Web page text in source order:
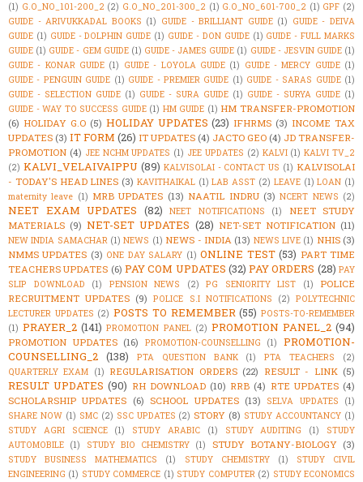
(1) G.O_NO_101-200_2 (2) G.O_NO_201-300_2 (1) G.O_NO_601-700_2 (1) GPF (2)
GUIDE - ARIVUKKADAL BOOKS (1) GUIDE - BRILLIANT GUIDE (1) GUIDE - DEIVA
GUIDE (1) GUIDE - DOLPHIN GUIDE (1) GUIDE - DON GUIDE (1) GUIDE - FULL MARKS
GUIDE (1) GUIDE - GEM GUIDE (1) GUIDE - JAMES GUIDE (1) GUIDE - JESVIN GUIDE (1)
GUIDE - KONAR GUIDE (1) GUIDE - LOYOLA GUIDE (1) GUIDE - MERCY GUIDE (1)
GUIDE - PENGUIN GUIDE (1) GUIDE - PREMIER GUIDE (1) GUIDE - SARAS GUIDE (1)
GUIDE - SELECTION GUIDE (1) GUIDE - SURA GUIDE (1) GUIDE - SURYA GUIDE (1)
GUIDE - WAY TO SUCCESS GUIDE (1) HM GUIDE (1) HM TRANSFER-PROMOTION
(6) HOLIDAY G.O (5) HOLIDAY UPDATES (23) IFHRMS (3) INCOME TAX
UPDATES (3) IT FORM (26) IT UPDATES (4) JACTO GEO (4) JD TRANSFER-
PROMOTION (4) JEE NCHM UPDATES (1) JEE UPDATES (2) KALVI (1) KALVI TV_2
(2) KALVI_VELAIVAIPPU (89) KALVISOLAI - CONTACT US (1) KALVISOLAI
- TODAY'S HEAD LINES (3) KAVITHAIKAL (1) LAB ASST (2) LEAVE (1) LOAN (1)
maternity leave (1) MRB UPDATES (13) NAATIL INDRU (3) NCERT NEWS (2)
NEET EXAM UPDATES (82) NEET NOTIFICATIONS (1)
NEET STUDY
MATERIALS (9) NET-SET UPDATES (28) NET-SET NOTIFICATION (11)
NEW INDIA SAMACHAR (1) NEWS (1) NEWS - INDIA (13) NEWS LIVE (1) NHIS (3)
NMMS UPDATES (3) ONE DAY SALARY (1) ONLINE TEST (53) PART TIME
TEACHERS UPDATES (6) PAY COM UPDATES (32) PAY ORDERS (28) PAY
SLIP DOWNLOAD
(1) PENSION NEWS (2) PG SENIORITY LIST (1)
POLICE
RECRUITMENT UPDATES (9) POLICE S.I NOTIFICATIONS (2) POLYTECHNIC
LECTURER UPDATES (2) POSTS TO REMEMBER (55) POSTS-TO-REMEMBER
(1) PRAYER_2 (141) PROMOTION PANEL (2) PROMOTION PANEL_2 (94)
PROMOTION UPDATES (16) PROMOTION-COUNSELLING (1)
PROMOTION-
COUNSELLING_2 (138) PTA QUESTION BANK (1) PTA TEACHERS
(2)
QUARTERLY EXAM (1) REGULARISATION ORDERS (22) RESULT - LINK (5)
RESULT UPDATES (90) RH DOWNLOAD (10) RRB (4) RTE UPDATES (4)
SCHOLARSHIP UPDATES (6) SCHOOL UPDATES (13) SELVA UPDATES
(1)
SHARE NOW (1) SMC (2) SSC UPDATES (2) STORY (8) STUDY ACCOUNTANCY (1)
STUDY AGRI SCIENCE
(1) STUDY ARABIC (1) STUDY AUDITING (1)
STUDY
AUTOMOBILE (1) STUDY BIO CHEMISTRY (1) STUDY BOTANY-BIOLOGY (3)
STUDY BUSINESS MATHEMATICS (1) STUDY CHEMISTRY (1)
STUDY CIVIL
ENGINEERING (1) STUDY COMMERCE (1) STUDY COMPUTER (2) STUDY ECONOMICS